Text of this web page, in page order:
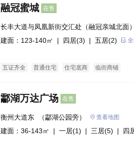
融冠蜜城 在售
长丰大道与凤凰新街交汇处（融冠亲城北面）
建面：123-140㎡ | 四居(3) | 五居(2)
五证齐全 普通住宅 住宅底商 临街商铺
酃湖万达广场 在售
衡州大道东  （酃湖公园旁） 查看地图
建面：36-143㎡ | 一居(1) | 三居(5) | 四